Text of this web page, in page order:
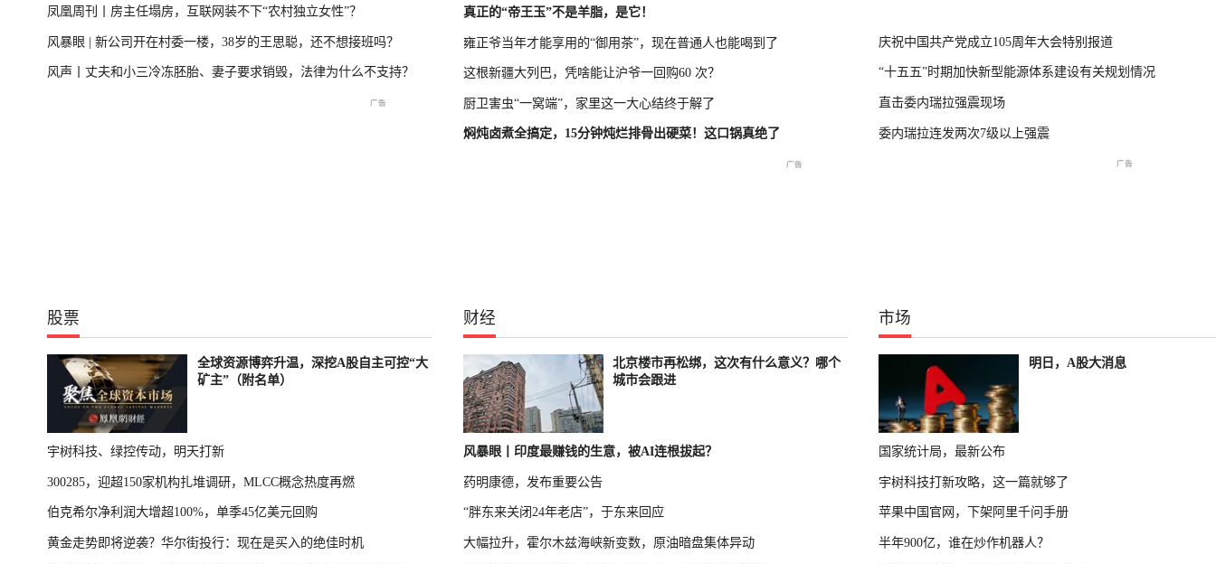
凤凰周刊丨房主任塌房，互联网装不下“农村独立女性”？
风暴眼 | 新公司开在村委一楼，38岁的王思聪，还不想接班吗？
风声丨丈夫和小三冷冻胚胎、妻子要求销毁，法律为什么不支持？
真正的“帝王玉”不是羊脂，是它！
雍正爷当年才能享用的“御用茶”，现在普通人也能喝到了
这根新疆大列巴，凭啥能让沪爷一回购60 次？
厨卫害虫“一窝端”，家里这一大心结终于解了
焖炖卤煮全搞定，15分钟炖烂排骨出硬菜！这口锅真绝了
经济运行情况
会
最新进展
庆祝中国共产党成立105周年大会特别报道
“十五五”时期加快新型能源体系建设有关规划情况
直击委内瑞拉强震现场
委内瑞拉连发两次7级以上强震
股票
全球资源博弈升温，深挖A股自主可控“大
矿主”（附名单）
宇树科技、绿控传动，明天打新
300285，迎超150家机构扎堆调研，MLCC概念热度再燃
伯克希尔净利润大增超100%，单季45亿美元回购
黄金走势即将逆袭？华尔街投行：现在是买入的绝佳时机
财经
北京楼市再松绑，这次有什么意义？哪个
城市会跟进
风暴眼丨印度最赚钱的生意，被AI连根拔起？
药明康德，发布重要公告
“胖东来关闭24年老店”，于东来回应
大幅拉升，霍尔木兹海峡新变数，原油暗盘集体异动
市场
明日，A股大消息
国家统计局，最新公布
宇树科技打新攻略，这一篇就够了
苹果中国官网，下架阿里千问手册
半年900亿，谁在炒作机器人？